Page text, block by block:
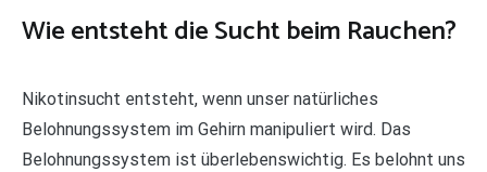
Wie entsteht die Sucht beim Rauchen?
Nikotinsucht entsteht, wenn unser natürliches
Belohnungssystem im Gehirn manipuliert wird. Das
Belohnungssystem ist überlebenswichtig. Es belohnt uns